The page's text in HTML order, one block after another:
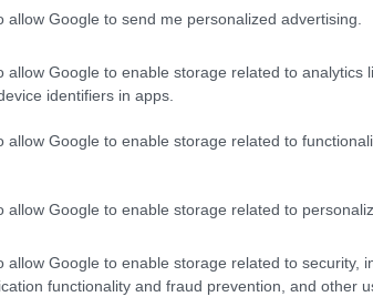
allow Google to send me personalized advertising.
allow Google to enable storage related to analytics
identifiers in apps.
allow Google to enable storage related to
allow Google to enable storage related to
allow Google to enable storage related to security,
functionality and fraud prevention, and other